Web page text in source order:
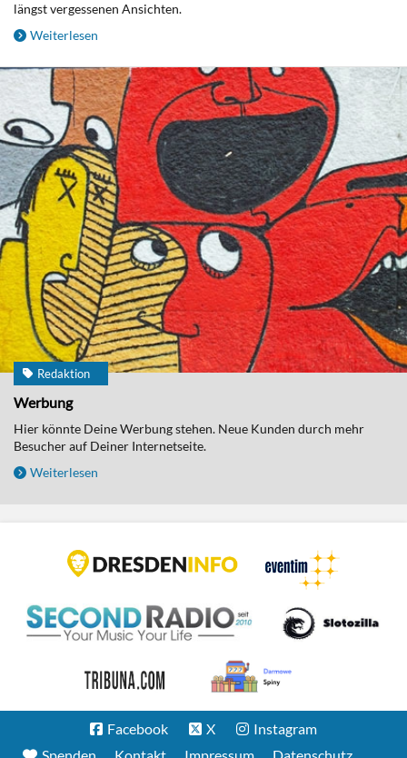
längst vergessenen Ansichten.
Weiterlesen
Redaktion
Werbung
Hier könnte Deine Werbung stehen. Neue Kunden durch mehr
Besucher auf Deiner Internetseite.
Weiterlesen
Facebook X
Instagram